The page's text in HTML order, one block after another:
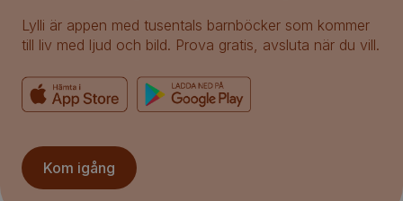
Lylli är appen med tusentals barnböcker som kommer
till liv med ljud och bild. Prova gratis, avsluta när du vill.
Kom igång